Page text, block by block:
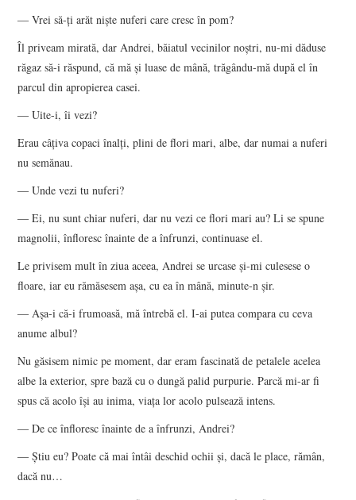
― Vrei să-ți arăt niște nuferi care cresc în pom?
Îl priveam mirată, dar Andrei, băiatul vecinilor noștri, nu-mi dăduse
răgaz să-i răspund, că mă și luase de mână, trăgându-mă după el în
parcul din apropierea casei.
― Uite-i, îi vezi?
Erau câțiva copaci înalți, plini de flori mari, albe, dar numai a nuferi
nu semănau.
― Unde vezi tu nuferi?
― Ei, nu sunt chiar nuferi, dar nu vezi ce flori mari au? Li se spune
magnolii, înfloresc înainte de a înfrunzi, continuase el.
Le privisem mult în ziua aceea, Andrei se urcase și-mi culesese o
floare, iar eu rămăsesem așa, cu ea în mână, minute-n șir.
― Așa-i că-i frumoasă, mă întrebă el. I-ai putea compara cu ceva
anume albul?
Nu găsisem nimic pe moment, dar eram fascinată de petalele acelea
albe la exterior, spre bază cu o dungă palid purpurie. Parcă mi-ar fi
spus că acolo își au inima, viața lor acolo pulsează intens.
― De ce înfloresc înainte de a înfrunzi, Andrei?
― Știu eu? Poate că mai întâi deschid ochii și, dacă le place, rămân,
dacă nu…